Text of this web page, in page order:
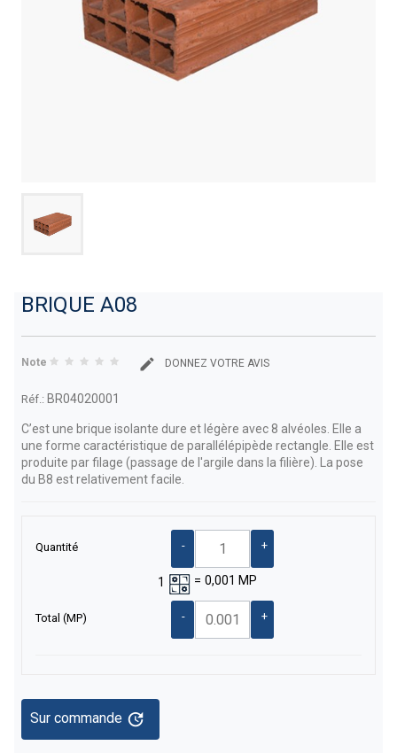
BRIQUE A08
Note DONNEZ VOTRE AVIS
Réf.: BR04020001
C’est une brique isolante dure et légère avec 8 alvéoles. Elle a
une forme caractéristique de parallélépipède rectangle. Elle est
produite par filage (passage de l'argile dans la filière). La pose
du B8 est relativement facile.
Quantité - +
1 = 0,001 MP
Total (MP) - +
Sur commande update